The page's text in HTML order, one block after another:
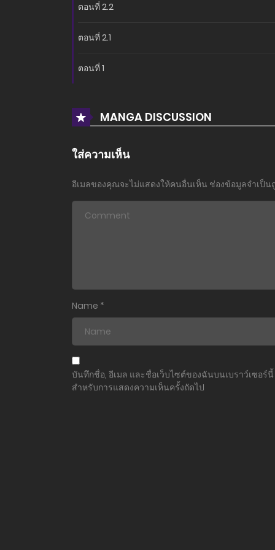
ตอนที่ 2.2
ตอนที่ 2.1
ตอนที่ 1
MANGA DISCUSSION
ใส่ความเห็น
อีเมลของคุณจะไม่แสดงให้คนอื่นเห็น ช่องข้อมูลจำเป็น
Name *
บันทึกชื่อ, อีเมล และชื่อเว็บไซต์ของฉันบนเบราว์เซอร์นี้
สำหรับการแสดงความเห็นครั้งถัดไป